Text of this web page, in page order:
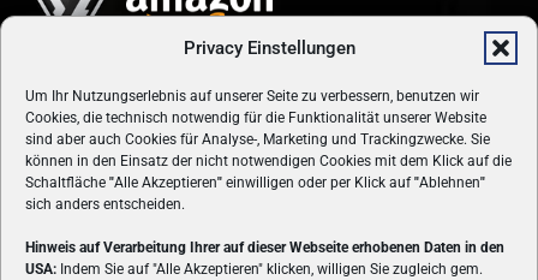
Privacy Einstellungen
Um Ihr Nutzungserlebnis auf unserer Seite zu verbessern, benutzen wir
Cookies, die technisch notwendig für die Funktionalität unserer Website
sind aber auch Cookies für Analyse-, Marketing und Trackingzwecke. Sie
können in den Einsatz der nicht notwendigen Cookies mit dem Klick auf die
Schaltfläche "Alle Akzeptieren" einwilligen oder per Klick auf"Ablehnen"
sich anders entscheiden.
Hinweis auf Verarbeitung Ihrer auf dieser Webseite erhobenen Daten in den
USA: Indem Sie auf "Alle Akzeptieren" klicken, willigen Sie zugleich gem.